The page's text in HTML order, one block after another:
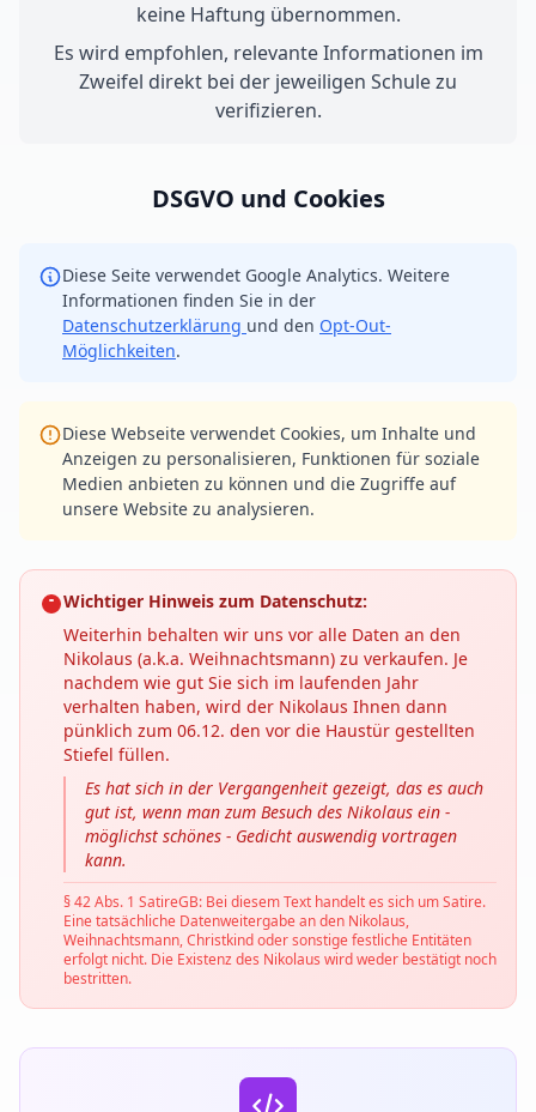
keine Haftung übernommen.
Es wird empfohlen, relevante Informationen im
Zweifel direkt bei der jeweiligen Schule zu
verifizieren.
DSGVO und Cookies
Diese Seite verwendet Google Analytics. Weitere
Informationen finden Sie in der
Datenschutzerklärung und den Opt-Out-
Möglichkeiten.
Diese Webseite verwendet Cookies, um Inhalte und
Anzeigen zu personalisieren, Funktionen für soziale
Medien anbieten zu können und die Zugriffe auf
unsere Website zu analysieren.
Wichtiger Hinweis zum Datenschutz:
Weiterhin behalten wir uns vor alle Daten an den
Nikolaus (a.k.a. Weihnachtsmann) zu verkaufen. Je
nachdem wie gut Sie sich im laufenden Jahr
verhalten haben, wird der Nikolaus Ihnen dann
pünklich zum 06.12. den vor die Haustür gestellten
Stiefel füllen.
Es hat sich in der Vergangenheit gezeigt, das es auch
gut ist, wenn man zum Besuch des Nikolaus ein -
möglichst schönes - Gedicht auswendig vortragen
kann.
§ 42 Abs. 1 SatireGB: Bei diesem Text handelt es sich um Satire.
Eine tatsächliche Datenweitergabe an den Nikolaus,
Weihnachtsmann, Christkind oder sonstige festliche Entitäten
erfolgt nicht. Die Existenz des Nikolaus wird weder bestätigt noch
bestritten.